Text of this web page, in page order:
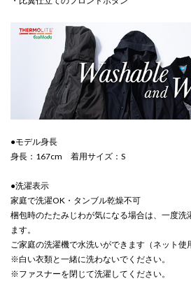
●モデル身長
身長：167cm 着用サイズ：S
●洗濯表示
家庭で洗濯OK・タンブル乾燥不可
梱包時のたたみじわが気になる場合は、一度洗
ます。
ご家庭の洗濯機で水洗いができます（ネット使
※白い衣類と一緒に洗わないでください。
※ファスナーを閉じて洗濯してください。